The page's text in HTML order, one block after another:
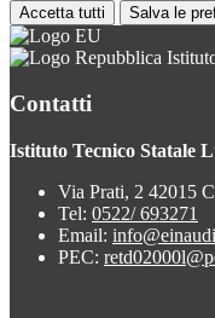
Accetta tutti Salva le
Contatti
Istituto Tecnico Statale
Via Prati, 2 42015
Tel: 0522/ 693271
Email:
PEC: